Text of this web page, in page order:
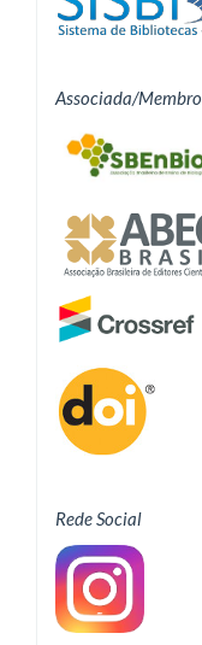
Associada/Membro
Rede Social